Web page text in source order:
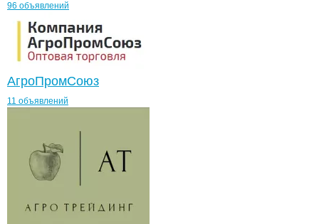
96 объявлений
АгроПромСоюз
11 объявлений